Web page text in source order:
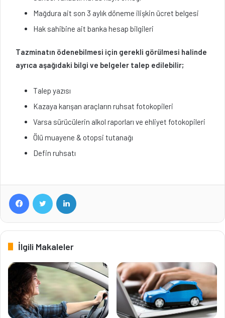
Mağdura ait son 3 aylık döneme ilişkin ücret belgesi
Hak sahibine ait banka hesap bilgileri
Tazminatın ödenebilmesi için gerekli görülmesi halinde
ayrıca aşağıdaki bilgi ve belgeler talep edilebilir;
Talep yazısı
Kazaya karışan araçların ruhsat fotokopileri
Varsa sürücülerin alkol raporları ve ehliyet fotokopileri
Ölü muayene & otopsi tutanağı
Defin ruhsatı
Facebook Twitter
İlgili Makaleler